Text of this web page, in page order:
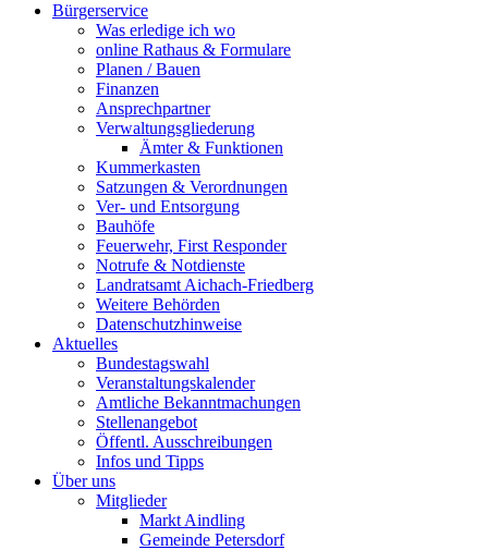
Bürgerservice
Was erledige ich wo
online Rathaus & Formulare
Planen / Bauen
Finanzen
Ansprechpartner
Verwaltungsgliederung
Ämter & Funktionen
Kummerkasten
Satzungen & Verordnungen
Ver- und Entsorgung
Bauhöfe
Feuerwehr, First Responder
Notrufe & Notdienste
Landratsamt Aichach-Friedberg
Weitere Behörden
Datenschutzhinweise
Aktuelles
Bundestagswahl
Veranstaltungskalender
Amtliche Bekanntmachungen
Stellenangebot
Öffentl. Ausschreibungen
Infos und Tipps
Über uns
Mitglieder
Markt Aindling
Gemeinde Petersdorf